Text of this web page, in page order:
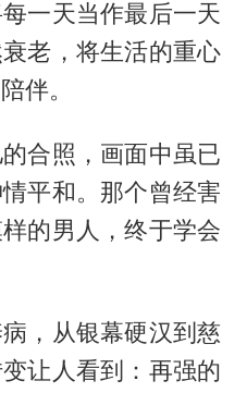
一天当作最后一天
老，将生活的重心
伴。
合照，画面中虽已
平和。那个曾经害
的男人，终于学会
，从银幕硬汉到慈
让人看到：再强的